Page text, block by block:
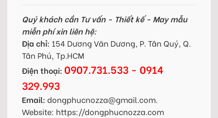
Quý khách cần Tư vấn - Thiết kế - May mẫu
miễn phí xin liên hệ:
Địa chỉ: 154 Dương Văn Dương, P. Tân Quý, Q.
Tân Phú, Tp.HCM
Điện thoại: 0907.731.533 - 0914
329.993
Email: dongphucnozza@gmail.com.
Website: https://dongphucnozza.com